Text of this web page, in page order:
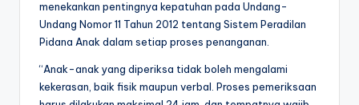
menekankan pentingnya kepatuhan pada Undang-
Undang Nomor 11 Tahun 2012 tentang Sistem Peradilan
Pidana Anak dalam setiap proses penanganan.
“Anak-anak yang diperiksa tidak boleh mengalami
kekerasan, baik fisik maupun verbal. Proses pemeriksaan